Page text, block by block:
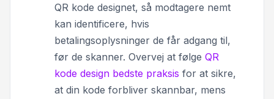
QR kode designet, så modtagere nemt
kan identificere, hvis
betalingsoplysninger de får adgang til,
før de skanner. Overvej at følge QR
kode design bedste praksis for at sikre,
at din kode forbliver skannbar, mens